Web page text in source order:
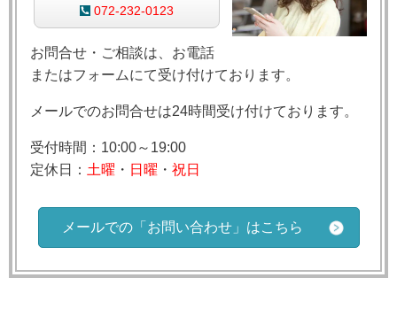
072-232-0123
お問合せ・ご相談は、お電話
またはフォームにて受け付けております。
メールでのお問合せは24時間受け付けております。
受付時間：10:00～19:00
定休日： 土曜 ・ 日曜 ・ 祝日
メールでの「お問い合わせ」はこちら